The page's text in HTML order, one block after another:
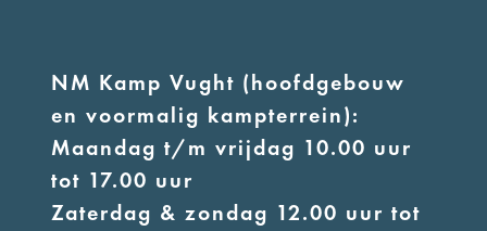
NM Kamp Vught (hoofdgebouw
en voormalig kampterrein):
Maandag t/m vrijdag 10.00 uur
tot 17.00 uur
Zaterdag & zondag 12.00 uur tot